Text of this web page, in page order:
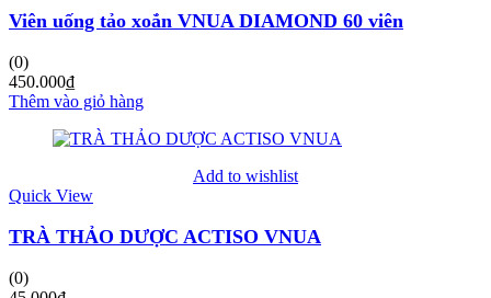
Viên uống tảo xoắn VNUA DIAMOND 60 viên
(0)
450.000₫
Thêm vào giỏ hàng
Add to wishlist
Quick View
TRÀ THẢO DƯỢC ACTISO VNUA
(0)